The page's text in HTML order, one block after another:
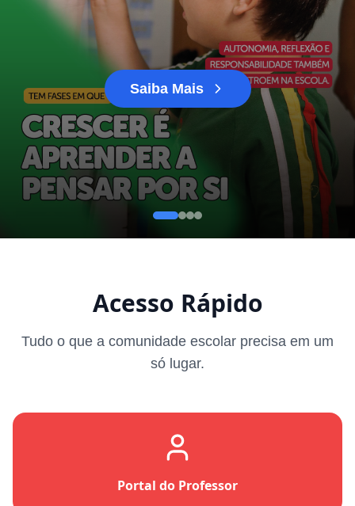
Saiba Mais
Acesso Rápido
Tudo o que a comunidade escolar precisa em um
só lugar.
Portal do Professor